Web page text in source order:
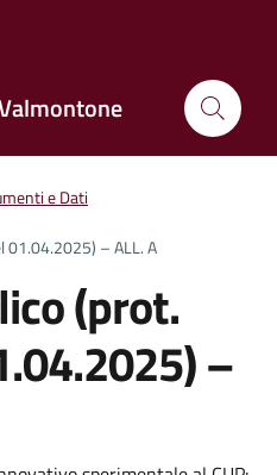
e Dati
01.04.2025) – ALL. A
(prot.
–